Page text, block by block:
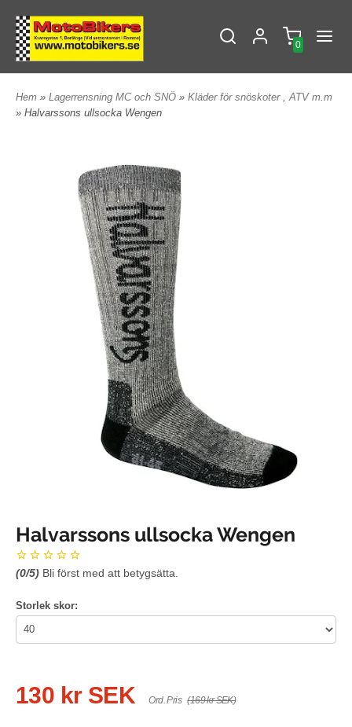
0
Hem » Lagerrensning MC och SNÖ » Kläder för snöskoter , ATV m.m
» Halvarssons ullsocka Wengen
Halvarssons ullsocka Wengen
(0/5) Bli först med att betygsätta.
Storlek skor:
130 kr SEK Ord. Pris (169 kr SEK)